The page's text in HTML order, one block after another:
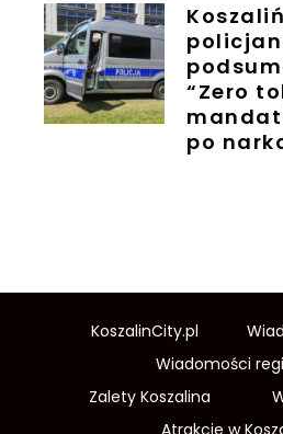
“Zero
po
KoszalinCity.pl
Wiadomości
Zalety Koszalina
Atrakcje w